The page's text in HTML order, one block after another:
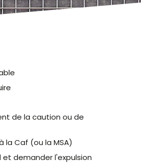
de la caution ou de
la Caf (ou la MSA)
et demander l'expulsion